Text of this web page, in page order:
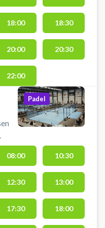
18:00 18:30
20:00 20:30
22:00
Padel
08:00 10:30
12:30 13:00
17:30 18:00